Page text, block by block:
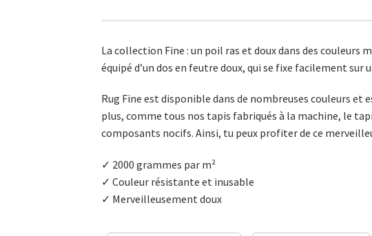
La collection Fine : un poil ras et doux dans des
équipé d’un dos en feutre doux, qui se fixe facilement sur
Rug Fine est disponible dans de nombreuses couleurs
plus, comme tous nos tapis fabriqués à la machine, le
composants nocifs. Ainsi, tu peux profiter de ce
✓ 2000 grammes par m²
✓ Couleur résistante et inusable
✓ Merveilleusement doux